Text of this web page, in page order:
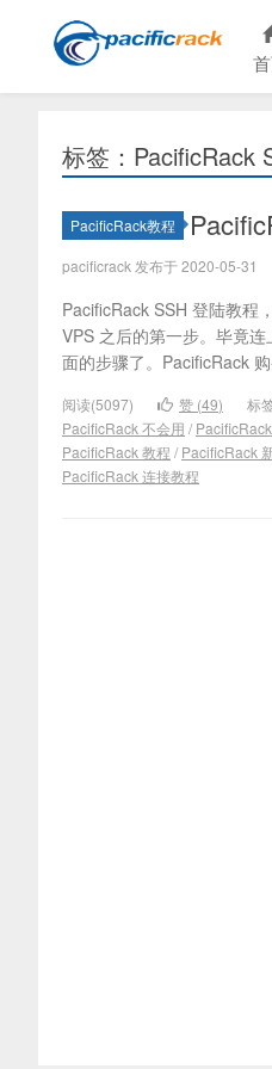
标签：PacificRack
PacificRack教程
pacificrack 发布于 2020-05-31
PacificRack SSH 登陆教程
VPS 之后的第一步。毕竟
面的步骤了。PacificRack
阅读(5097) 赞 (49) 标
PacificRack 不会用 /
PacificRack 教程 / PacificRack
PacificRack 连接教程